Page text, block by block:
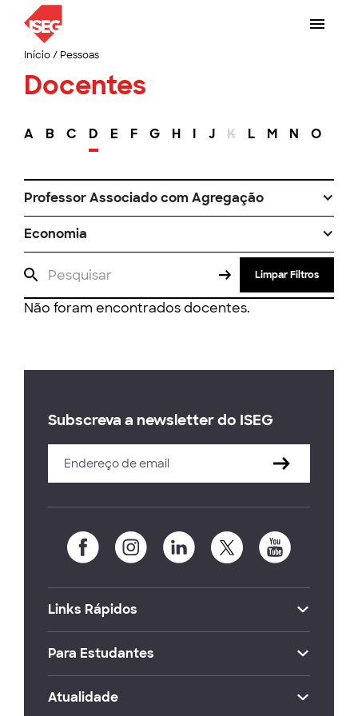
Início/ Pessoas
Docentes
A B C D E F G H I J K L M N O
Professor Associado com Agregação
Economia
Limpar Filtros
Não foram encontrados docentes.
Subscreva a newsletter do ISEG
Links Rápidos
Para Estudantes
Atualidade